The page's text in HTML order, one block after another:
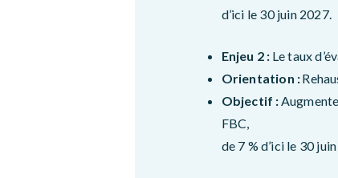
d’ici le 30 juin 2027.
Enjeu 2 : Le taux
Orientation :
Objectif :
FBC,
de 7 % d’ici le 30